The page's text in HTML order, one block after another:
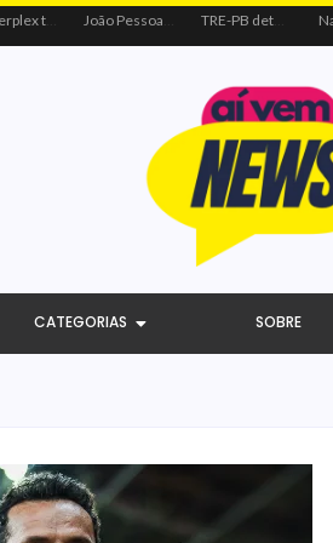
Centerplex traz o combo mais aguardado dos oceanos para estreia de Moana TRE-PB determina remoção de vídeo de Cícero por uso indevido de programa público
CATEGORIAS SOBRE